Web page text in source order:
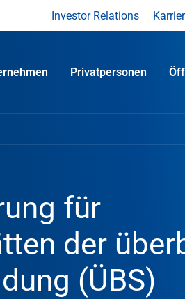
Investor Relations
Privatpersonen
für
der
(ÜBS)